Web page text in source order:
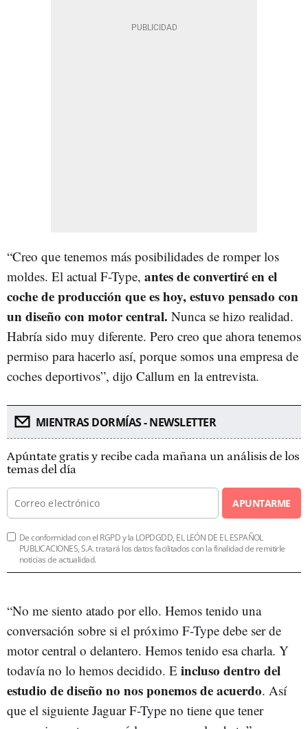
“Creo que tenemos más posibilidades de romper los
moldes. El actual F-Type, antes de convertiré en el
coche de producción que es hoy, estuvo pensado con
un diseño con motor central. Nunca se hizo realidad.
Habría sido muy diferente. Pero creo que ahora tenemos
permiso para hacerlo así, porque somos una empresa de
coches deportivos”, dijo Callum en la entrevista.
MIENTRAS DORMÍAS - NEWSLETTER
Apúntate gratis y recibe cada mañana un análisis de los
temas del día
APUNTARME
De conformidad con el RGPD y la LOPDGDD, EL LEÓN DE EL ESPAÑOL
PUBLICACIONES, S.A. tratará los datos facilitados con la finalidad de remitirle
noticias de actualidad.
“No me siento atado por ello. Hemos tenido una
conversación sobre si el próximo F-Type debe ser de
motor central o delantero. Hemos tenido esa charla. Y
todavía no lo hemos decidido. E incluso dentro del
estudio de diseño no nos ponemos de acuerdo. Así
que el siguiente Jaguar F-Type no tiene que tener